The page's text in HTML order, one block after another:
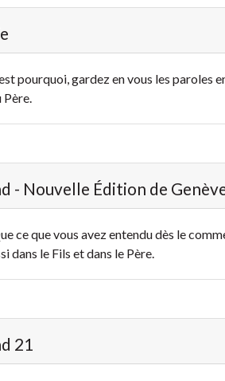
pourquoi, gardez en vous les paroles
Père.
- Nouvelle Édition de
ce que vous avez entendu dès le
dans le Fils et dans le Père.
21